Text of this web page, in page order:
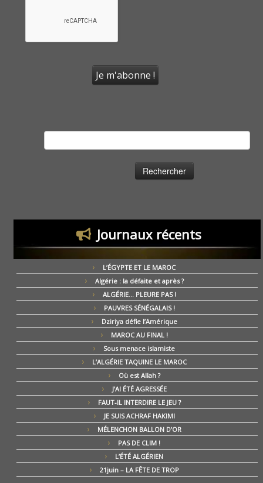
Journaux récents
L’ÉGYPTE ET LE MAROC
Algérie : la défaite et après ?
ALGÉRIE… PLEURE PAS !
PAUVRES SÉNÉGALAIS !
Dziriya défie l’Amérique
MAROC AU FINAL !
Sous menace islamiste
L’ALGÉRIE TAQUINE LE MAROC
Où est Allah ?
J’AI ÉTÉ AGRESSÉE
FAUT-IL INTERDIRE LE JEU ?
JE SUIS ACHRAF HAKIMI
MÉLENCHON BALLON D’OR
PAS DE CLIM !
L’ÉTÉ ALGÉRIEN
21juin – LA FÊTE DE TROP